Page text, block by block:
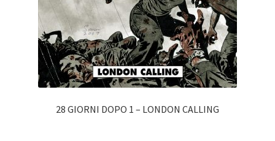
28 GIORNI DOPO 1 – LONDON CALLING